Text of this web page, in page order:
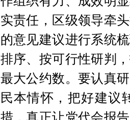
实责任，区级领导牵
的意见建议进行系统
排序、按可行性研判
最大公约数。要认真
民本情怀，把好建议
措，真正让党代会报